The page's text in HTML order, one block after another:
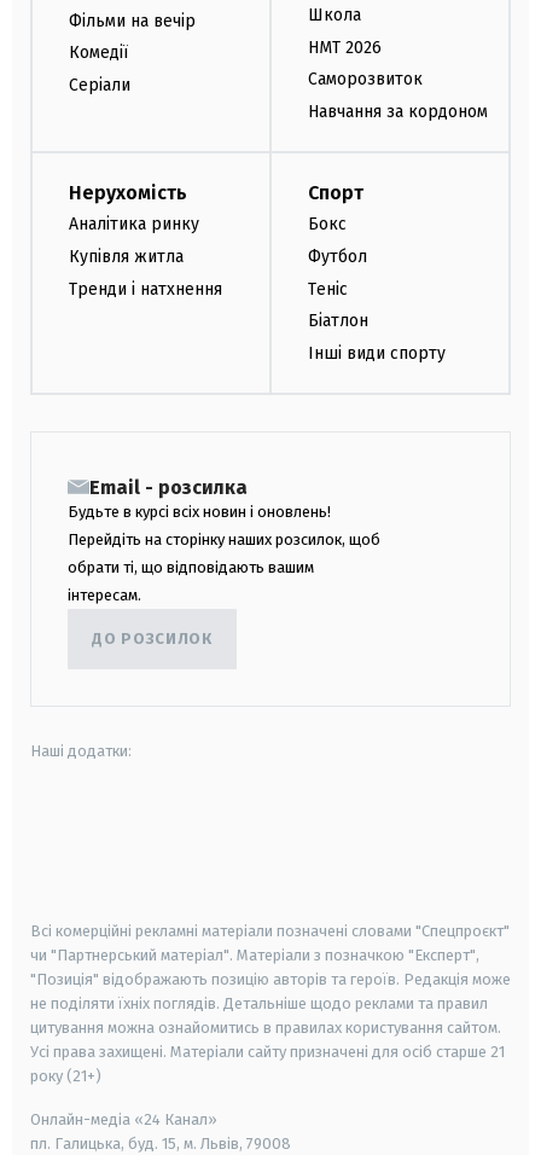
Фільми на вечір
Комедії
Серіали
Школа
НМТ 2026
Саморозвиток
Навчання за кордоном
Нерухомість
Аналітика ринку
Купівля житла
Тренди і натхнення
Спорт
Бокс
Футбол
Теніс
Біатлон
Інші види спорту
Email - розсилка
Будьте в курсі всіх новин і оновлень!
Перейдіть на сторінку наших розсилок, щоб
обрати ті, що відповідають вашим
інтересам.
ДО РОЗСИЛОК
Наші додатки:
Всі комерційні рекламні матеріали позначені словами "Спецпроєкт"
чи "Партнерський матеріал". Матеріали з позначкою "Експерт",
"Позиція" відображають позицію авторів та героїв. Редакція може
не поділяти їхніх поглядів. Детальніше щодо реклами та правил
цитування можна ознайомитись в правилах користування сайтом.
Усі права захищені. Матеріали сайту призначені для осіб старше 21
року (21+)
Онлайн-медіа «24 Канал»
пл. Галицька, буд. 15, м. Львів, 79008